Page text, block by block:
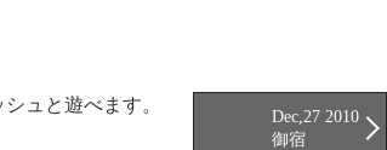
ュと遊べます。
Dec,27 2010
御宿